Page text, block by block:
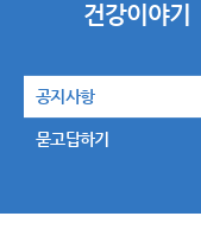
건강이야기
공지사항
묻고답하기